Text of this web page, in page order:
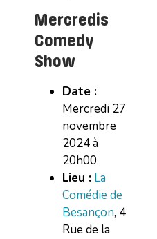
Mercredis
Comedy
Show
Date :
Mercredi 27
novembre
2024 à
20h00
Lieu : La
Comédie de
Besançon, 4
Rue de la